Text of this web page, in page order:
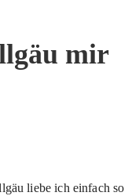
mir
liebe ich einfach so